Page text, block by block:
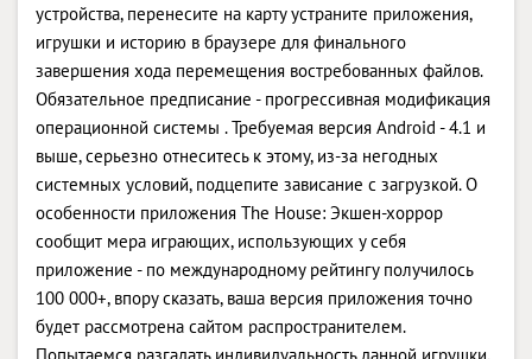
устройства, перенесите на карту устраните приложения,
игрушки и историю в браузере для финального
завершения хода перемещения востребованных файлов.
Обязательное предписание - прогрессивная модификация
операционной системы . Требуемая версия Android - 4.1 и
выше, серьезно отнеситесь к этому, из-за негодных
системных условий, подцепите зависание с загрузкой. О
особенности приложения The House: Экшен-хоррор
сообщит мера играющих, использующих у себя
приложение - по международному рейтингу получилось
100 000+, впору сказать, ваша версия приложения точно
будет рассмотрена сайтом распространителем.